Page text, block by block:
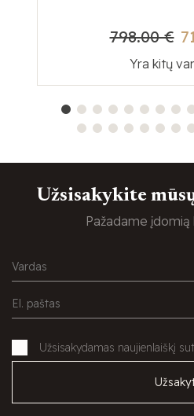
798.00 €
Yra kitų
Užsisakykite
Pažadame
Užsisakydamas naujienlaiškį